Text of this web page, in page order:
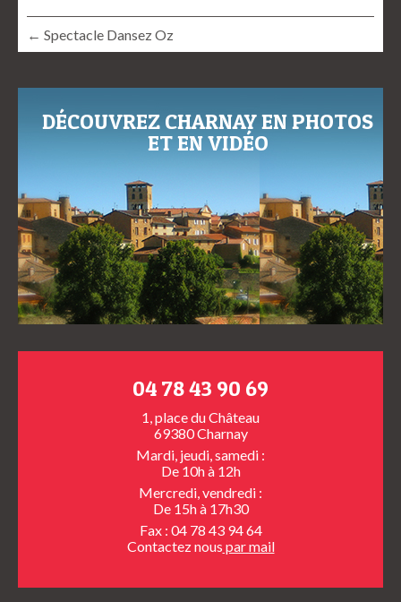
← Spectacle Dansez Oz
DÉCOUVREZ CHARNAY EN PHOTOS
ET EN VIDÉO
04 78 43 90 69
1, place du Château
69380 Charnay
Mardi, jeudi, samedi :
De 10h à 12h
Mercredi, vendredi :
De 15h à 17h30
Fax : 04 78 43 94 64
Contactez nous par mail